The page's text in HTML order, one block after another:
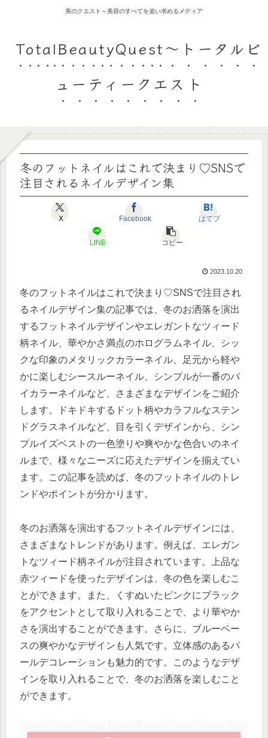
美のクエスト～美容のすべてを追い求めるメディア
TotalBeautyQuest～トータルビ
ューティークエスト
冬のフットネイルはこれで決まり♡SNSで
注目されるネイルデザイン集
X Facebook はてブ
LINE コピー
2023.10.20
冬のフットネイルはこれで決まり♡SNSで注目され
るネイルデザイン集の記事では、冬のお洒落を演出
するフットネイルデザインやエレガントなツィード
柄ネイル、華やかさ満点のホログラムネイル、シッ
クな印象のメタリックカラーネイル、足元から軽や
かに楽しむシースルーネイル、シンプルが一番のバ
イカラーネイルなど、さまざまなデザインをご紹介
します。ドキドキするドット柄やカラフルなステン
ドグラスネイルなど、目を引くデザインから、シン
プルイズベストの一色塗りや爽やかな色合いのネイ
ルまで、様々なニーズに応えたデザインを揃えてい
ます。この記事を読めば、冬のフットネイルのトレ
ンドやポイントが分かります。
冬のお洒落を演出するフットネイルデザインには、
さまざまなトレンドがあります。例えば、エレガン
トなツィード柄ネイルが注目されています。上品な
赤ツィードを使ったデザインは、冬の色を楽しむこ
とができます。また、くすぬいたピンクにブラック
をアクセントとして取り入れることで、より華やか
さを演出することができます。さらに、ブルーベー
スの爽やかなデザインも人気です。立体感のあるパ
ールデコレーションも魅力的です。このようなデザ
インを取り入れることで、冬のお洒落を楽しむこと
ができます。